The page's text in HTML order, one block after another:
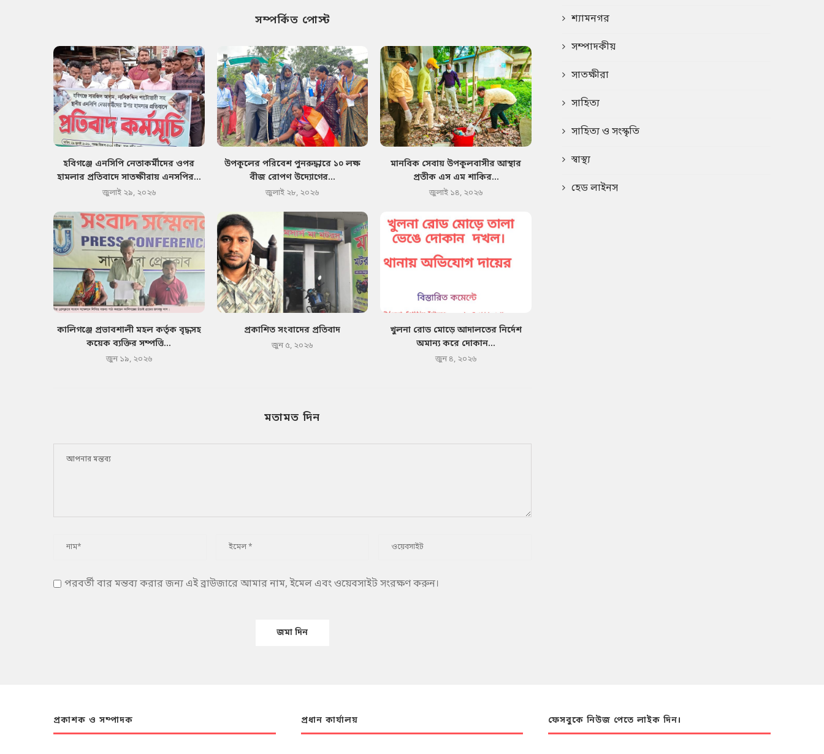
সম্পর্কিত পোস্ট
হবিগঞ্জে এনসিপি নেতাকর্মীদের ওপর
হামলার প্রতিবাদে সাতক্ষীরায় এনসপির...
জুলাই ২৯, ২০২৬
উপকূলের পরিবেশ পুনরুদ্ধারে ১০ লক্ষ
বীজ রোপণ উদ্যোগের...
জুলাই ২৮, ২০২৬
মানবিক সেবায় উপকূলবাসীর আস্থার
প্রতীক এস এম শাকির...
জুলাই ১৪, ২০২৬
কালিগঞ্জে প্রভাবশালী মহল কর্তৃক বৃদ্ধসহ
কয়েক ব্যক্তির সম্পত্তি...
জুন ১৯, ২০২৬
প্রকাশিত সংবাদের প্রতিবাদ
জুন ৫, ২০২৬
খুলনা রোড মোড়ে আদালতের নির্দেশ
অমান্য করে দোকান...
জুন ৪, ২০২৬
মতামত দিন
পরবর্তী বার মন্তব্য করার জন্য এই ব্রাউজারে আমার নাম, ইমেল এবং ওয়েবসাইট সংরক্ষণ করুন।
শ্যামনগর
সম্পাদকীয়
সাতক্ষীরা
সাহিত্য
সাহিত্য ও সংস্কৃতি
স্বাস্থ্য
হেড লাইনস
প্রকাশক ও সম্পাদক প্রধান কার্যালয় ফেসবুকে নিউজ পেতে লাইক দিন।